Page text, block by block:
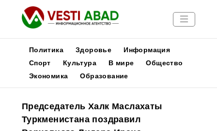
Новости
Медиа
Афиша
Политика Здоровье
Информация
Спорт
Культура В мире
Общество
Экономика
Образование
Председатель Халк Маслахаты
Туркменистана поздравил